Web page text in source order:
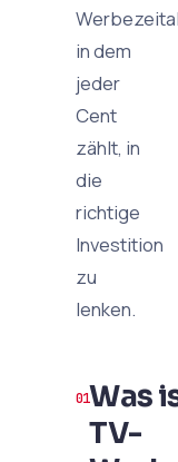
in dem
jeder
Cent
zählt, in
die
richtige
Investition
zu
lenken.
Was
TV-